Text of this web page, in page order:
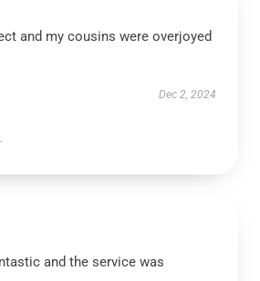
and my cousins were overjoyed
Dec 2, 2024
and the service was